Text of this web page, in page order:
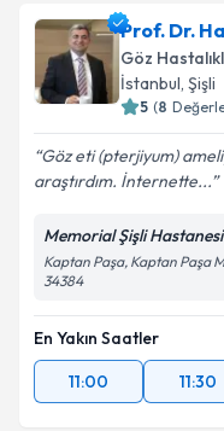
Kişisel
Metni'ni
kapsamda
Prof. Dr.
Göz
İstanbul, Şişli
5 (8
Göz eti (pterjiyum)
araştırdım. İnternette...
Memorial Şişli Hastanesi
Kaptan Paşa, Kaptan Paşa
34384
En Yakın Saatler
11:00
11:30